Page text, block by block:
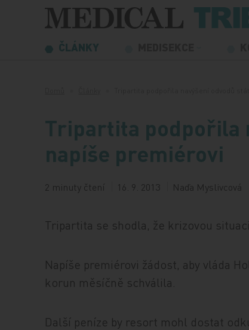
Přeskočit na obsah
ČLÁNKY
Tripartita podpořila
napíše premiérovi
2 minuty čtení 16. 9. 2013 Naďa Myslivcová
Tripartita se shodla, že krizovou
Napíše premiérovi žádost, aby vláda
korun měsíčně schválila.
Další peníze by resort mohl dostat